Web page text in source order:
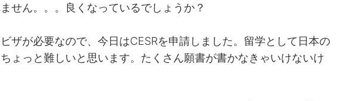
せん。。。良くなっているでしょうか？
ザが必要なので、今日はCESRを申請しました。留学として日本の
ょっと難しいと思います。たくさん願書が書かなきゃいけないけ